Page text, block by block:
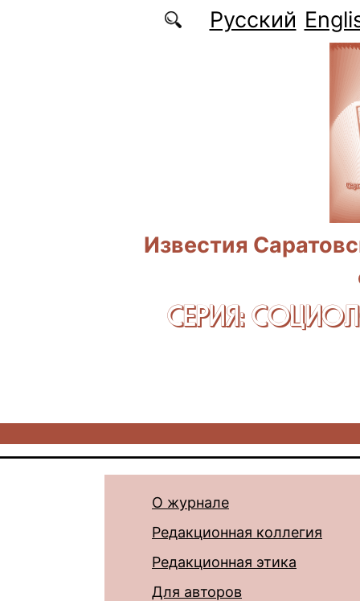
Перейти к основному содержаниюРусский
Известия
СЕРИЯ:
О журнале
Редакционная коллегия
Редакционная этика
Для авторов